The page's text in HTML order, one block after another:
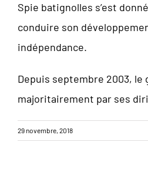
Spie batignolles s’est
conduire son
indépendance.
Depuis septembre 2003,
majoritairement par ses
29 novembre, 2018